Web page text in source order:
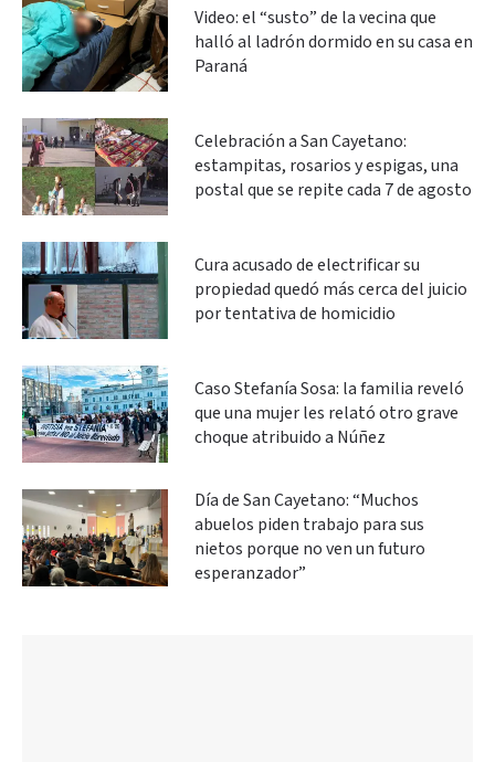
Video: el “susto” de la vecina que
halló al ladrón dormido en su casa en
Paraná
Celebración a San Cayetano:
estampitas, rosarios y espigas, una
postal que se repite cada 7 de agosto
Cura acusado de electrificar su
propiedad quedó más cerca del juicio
por tentativa de homicidio
Caso Stefanía Sosa: la familia reveló
que una mujer les relató otro grave
choque atribuido a Núñez
Día de San Cayetano: “Muchos
abuelos piden trabajo para sus
nietos porque no ven un futuro
esperanzador”